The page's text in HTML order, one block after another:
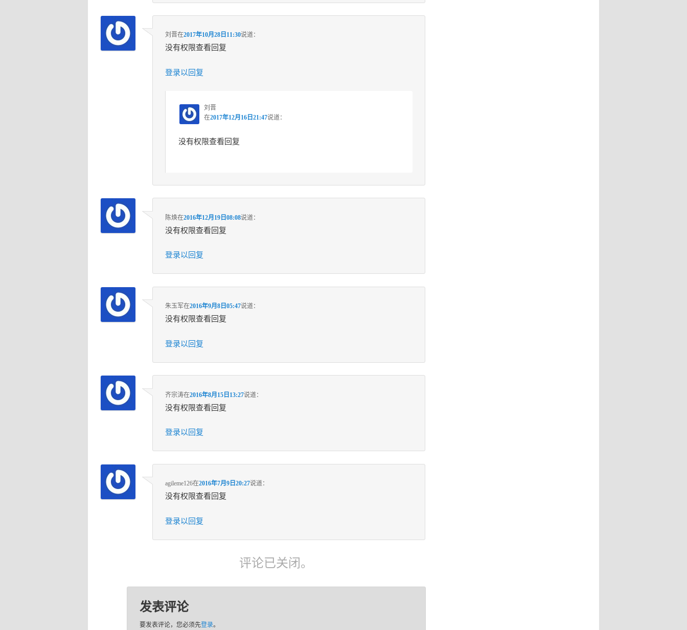
刘晋在2017年10月28日11:30说道：
没有权限查看回复
登录以回复
刘晋
在2017年12月16日21:47说道：
没有权限查看回复
陈焕在2016年12月19日08:08说道：
没有权限查看回复
登录以回复
朱玉军在2016年9月8日05:47说道：
没有权限查看回复
登录以回复
齐宗涛在2016年8月15日13:27说道：
没有权限查看回复
登录以回复
agileme126在2016年7月9日20:27说道：
没有权限查看回复
登录以回复
评论已关闭。
发表评论
要发表评论，您必须先登录。